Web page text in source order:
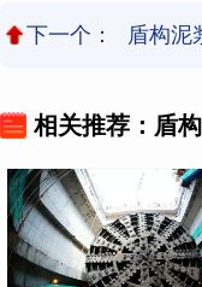
下一个： 盾构泥
相关推荐：盾